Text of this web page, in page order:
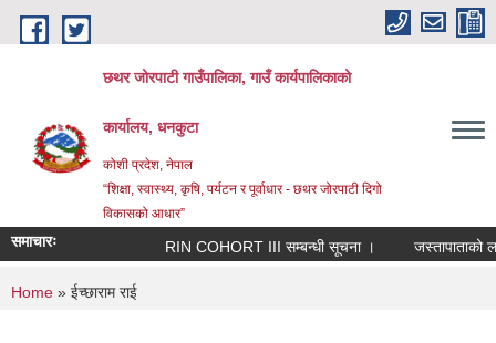
Skip to main content
छथर जोरपाटी गाउँपालिका, गाउँ कार्यपालिकाको
कार्यालय, धनकुटा
कोशी प्रदेश, नेपाल
“शिक्षा, स्वास्थ्य, कृषि, पर्यटन र पूर्वाधार - छथर जोरपाटी दिगो
विकासको आधार”
समाचारः RIN COHORT III सम्बन्धी सूचना । जस्तापाताको
You are here
Home » ईच्छाराम राई